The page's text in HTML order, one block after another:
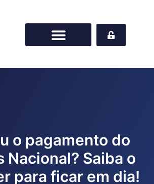
o pagamento do
Nacional? Saiba o
para ficar em dia!